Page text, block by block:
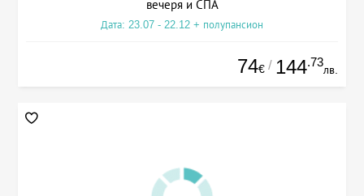
вечеря и СПА
Дата: 23.07 - 22.12 + полупансион
74€ / 144.73
лв.